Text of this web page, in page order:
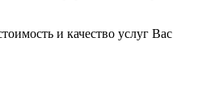
и качество услуг Вас